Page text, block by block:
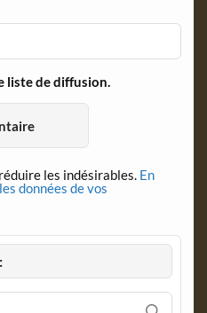
liste de diffusion.
les indésirables. En
données de vos